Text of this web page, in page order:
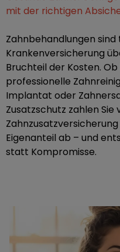
mit der richtigen
Zahnbehandlungen
Krankenversicherung
Bruchteil der Kosten.
professionelle
Implantat oder
Zusatzschutz zahlen Sie
Eigenanteil ab – und
statt Kompromisse.